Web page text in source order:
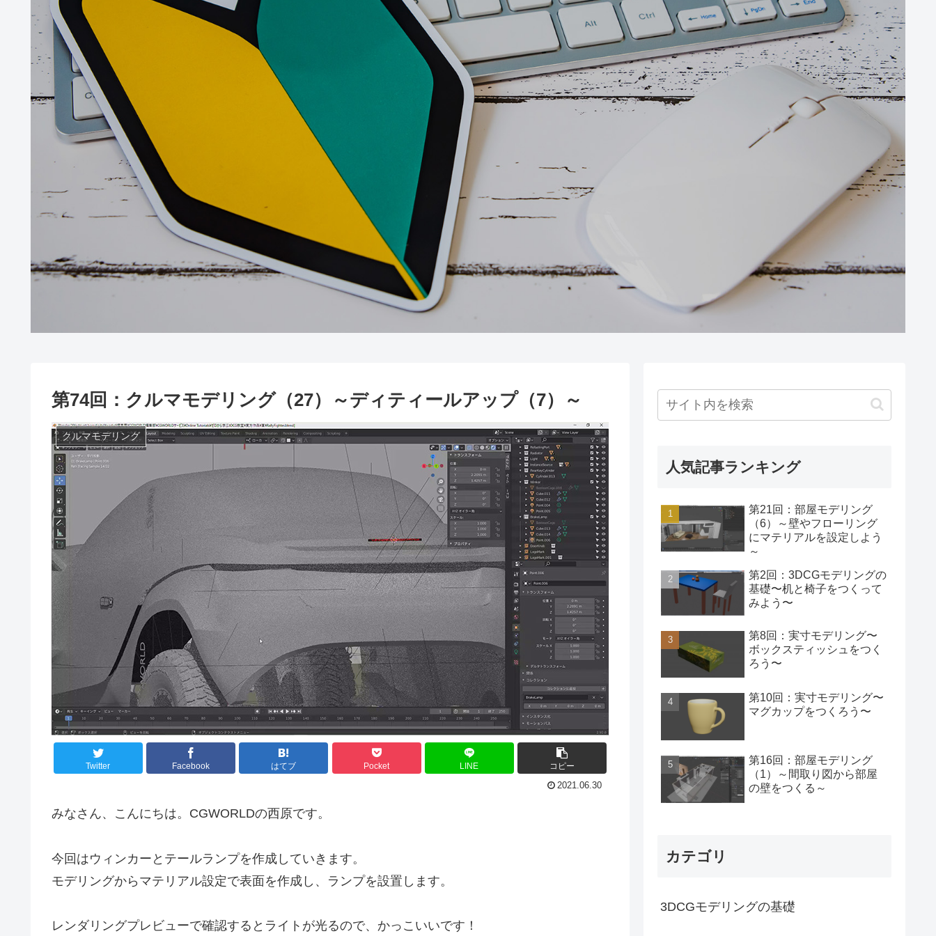
第74回：クルマモデリング（27）～ディティールアップ（7）～
クルマモデリング
Twitter Facebook はてブ Pocket LINE コピー
2021.06.30
みなさん、こんにちは。CGWORLDの西原です。
今回はウィンカーとテールランプを作成していきます。
モデリングからマテリアル設定で表面を作成し、ランプを設置します。
レンダリングプレビューで確認するとライトが光るので、かっこいいです！
人気記事ランキング
第21回：部屋モデリング
（6）～壁やフローリング
にマテリアルを設定しよう
～
第2回：3DCGモデリングの
基礎〜机と椅子をつくって
みよう〜
第8回：実寸モデリング〜
ボックスティッシュをつく
ろう〜
第10回：実寸モデリング〜
マグカップをつくろう〜
第16回：部屋モデリング
（1）～間取り図から部屋
の壁をつくる～
カテゴリ
3DCGモデリングの基礎